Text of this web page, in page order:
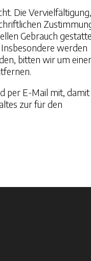
Die Vervielfältigung,
Gebrauch
werden
bitten wir um
per E-Mail mit, damit
zur für den